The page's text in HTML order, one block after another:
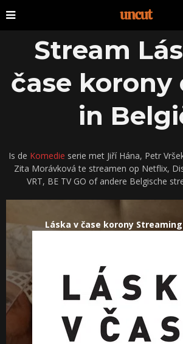
Stream
čase korony
in
Is de Komedie serie met Jiří Hána, Petr
Zita Morávková te streamen op Netflix,
VRT, BE TV GO of andere Belgische
Láska v čase korony